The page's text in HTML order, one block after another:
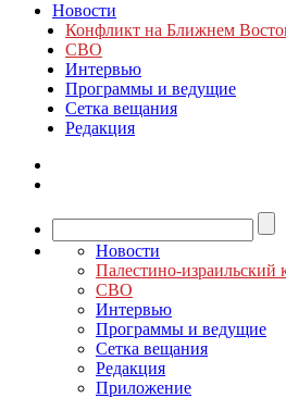
Новости
Конфликт на Ближнем
СВО
Интервью
Программы и ведущие
Сетка вещания
Редакция
Новости
Палестино-израильский
СВО
Интервью
Программы и ведущие
Сетка вещания
Редакция
Приложение